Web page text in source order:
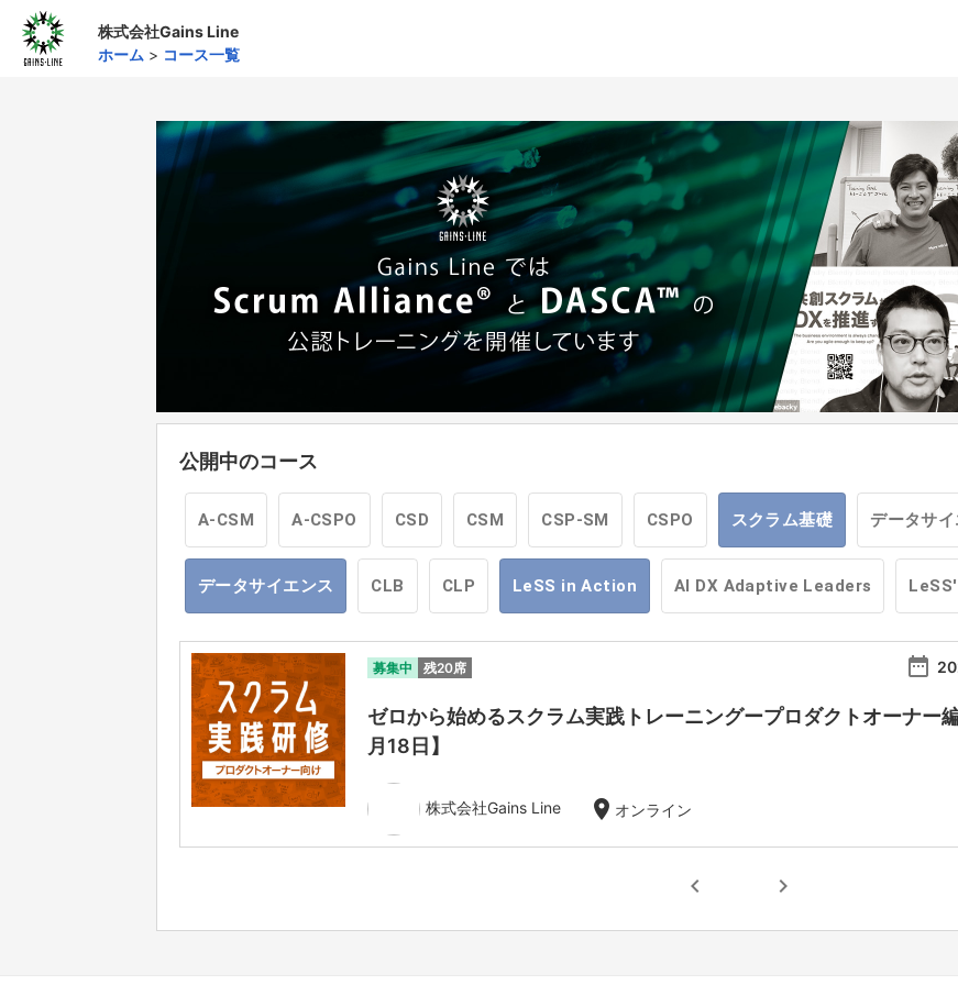
株式会社Gains Line
ホーム > コース一覧
公開中のコース
A-CSM A-CSPO CSD CSM CSP-SM CSPO スクラム基礎 データサ
データサイエンス CLB CLP LeSS in Action AI DX Adaptive Leaders
募集中 残20席 date_range
ゼロから始めるスクラム実践トレーニングープロダクトオーナ
月18日】
株式会社Gains Line location_on オンライン
chevron_left chevron_right